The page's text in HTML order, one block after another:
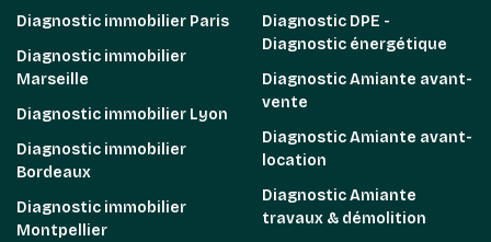
Diagnostic immobilier Paris
Diagnostic immobilier
Marseille
Diagnostic immobilier Lyon
Diagnostic immobilier
Bordeaux
Diagnostic immobilier
Montpellier
Diagnostic DPE -
Diagnostic énergétique
Diagnostic Amiante avant-
vente
Diagnostic Amiante avant-
location
Diagnostic Amiante
travaux & démolition